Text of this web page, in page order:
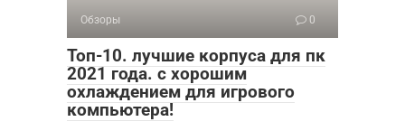
Обзоры 0
Топ-10. лучшие корпуса для пк
2021 года. с хорошим
охлаждением для игрового
компьютера!